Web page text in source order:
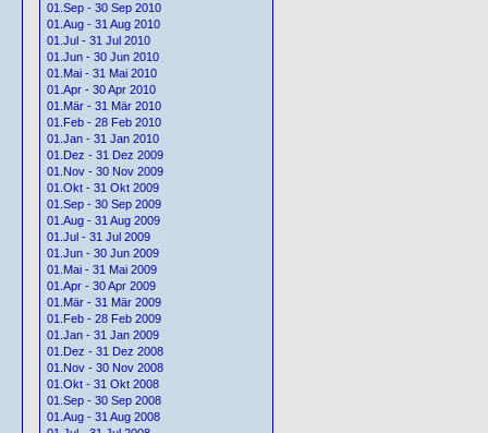
01.Sep - 30 Sep 2010
01.Aug - 31 Aug 2010
01.Jul - 31 Jul 2010
01.Jun - 30 Jun 2010
01.Mai - 31 Mai 2010
01.Apr - 30 Apr 2010
01.Mär - 31 Mär 2010
01.Feb - 28 Feb 2010
01.Jan - 31 Jan 2010
01.Dez - 31 Dez 2009
01.Nov - 30 Nov 2009
01.Okt - 31 Okt 2009
01.Sep - 30 Sep 2009
01.Aug - 31 Aug 2009
01.Jul - 31 Jul 2009
01.Jun - 30 Jun 2009
01.Mai - 31 Mai 2009
01.Apr - 30 Apr 2009
01.Mär - 31 Mär 2009
01.Feb - 28 Feb 2009
01.Jan - 31 Jan 2009
01.Dez - 31 Dez 2008
01.Nov - 30 Nov 2008
01.Okt - 31 Okt 2008
01.Sep - 30 Sep 2008
01.Aug - 31 Aug 2008